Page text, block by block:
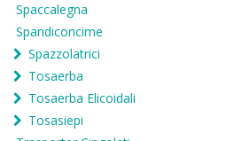
Spaccalegna
Spandiconcime
Spazzolatrici
Tosaerba
Tosaerba Elicoidali
Tosasiepi